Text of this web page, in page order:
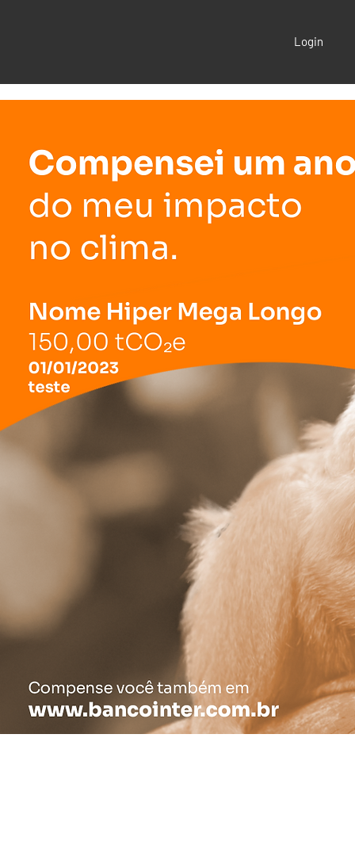
Login